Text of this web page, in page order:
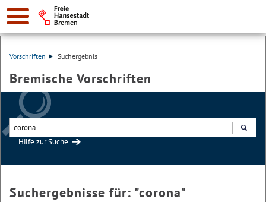
Vorschriften Suchergebnis
Bremische Vorschriften
Hilfe zur Suche
Suchergebnisse für: "corona"